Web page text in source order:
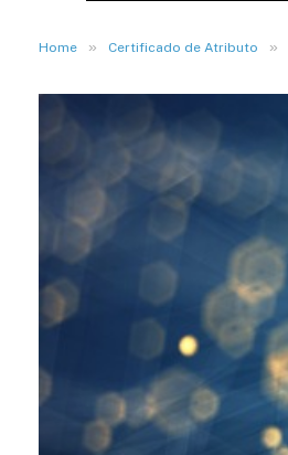
Home » Certificado de Atributo »